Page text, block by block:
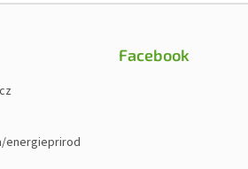
energieprirod
Facebook